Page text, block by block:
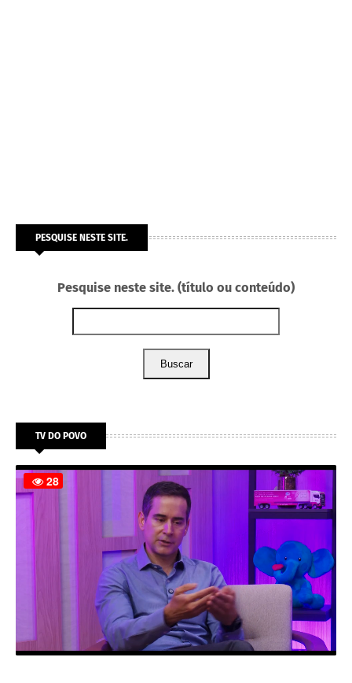
PESQUISE NESTE SITE.
Pesquise neste site. (título ou conteúdo)
Buscar
TV DO POVO